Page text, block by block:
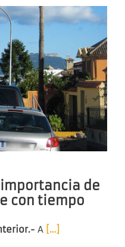
importancia de
con tiempo
A […]